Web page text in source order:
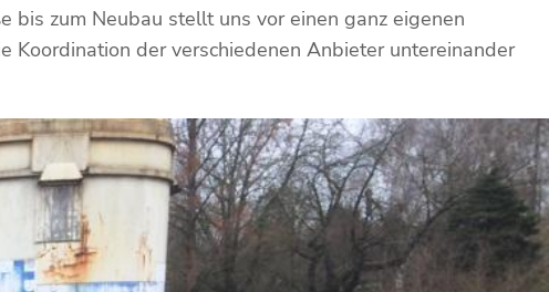
bis zum Neubau stellt uns vor einen ganz eigenen
Koordination der verschiedenen Anbieter untereinander